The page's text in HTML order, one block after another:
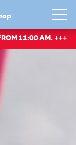
AM. +++